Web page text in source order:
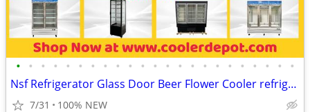
• • • • • • • • • • • • • • • • • • • • • • •
Nsf Refrigerator Glass Door Beer Flower Cooler refrigerators RESTAURAN
7/31 100% NEW